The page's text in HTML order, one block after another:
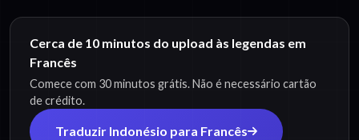
Cerca de 10 minutos do upload às legendas em
Francês
Comece com 30 minutos grátis. Não é necessário cartão
de crédito.
Traduzir Indonésio para Francês